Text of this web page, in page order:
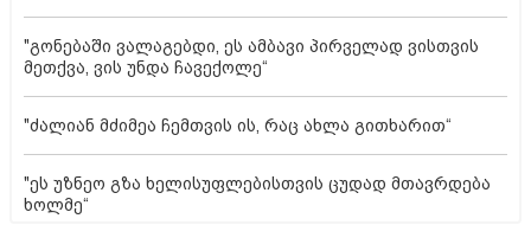
"გონებაში ვალაგებდი, ეს ამბავი პირველად ვისთვის
მეთქვა, ვის უნდა ჩავექოლე“
"ძალიან მძიმეა ჩემთვის ის, რაც ახლა გითხარით“
"ეს უზნეო გზა ხელისუფლებისთვის ცუდად მთავრდება
ხოლმე“